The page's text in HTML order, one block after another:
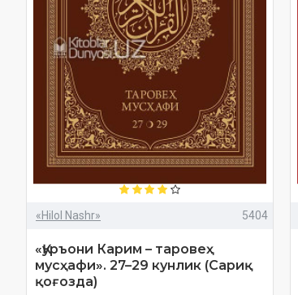
«Hilol Nashr» 5404
«Қуръони Карим – таровеҳ
мусҳафи». 27–29 кунлик (Сариқ
қоғозда)